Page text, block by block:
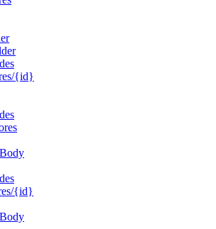
{id}
{id}